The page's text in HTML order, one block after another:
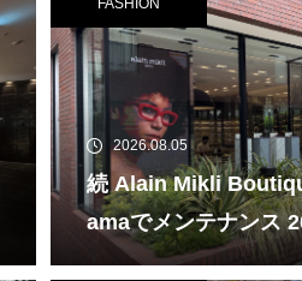
FASHION
2026.08.05
続 Alain Mikli
amaでメンテナンス